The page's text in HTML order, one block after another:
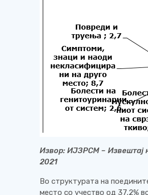
Извор:ИЈЗРСМ– Извештај
2021
Во структурата на
место со учество од 37,2%